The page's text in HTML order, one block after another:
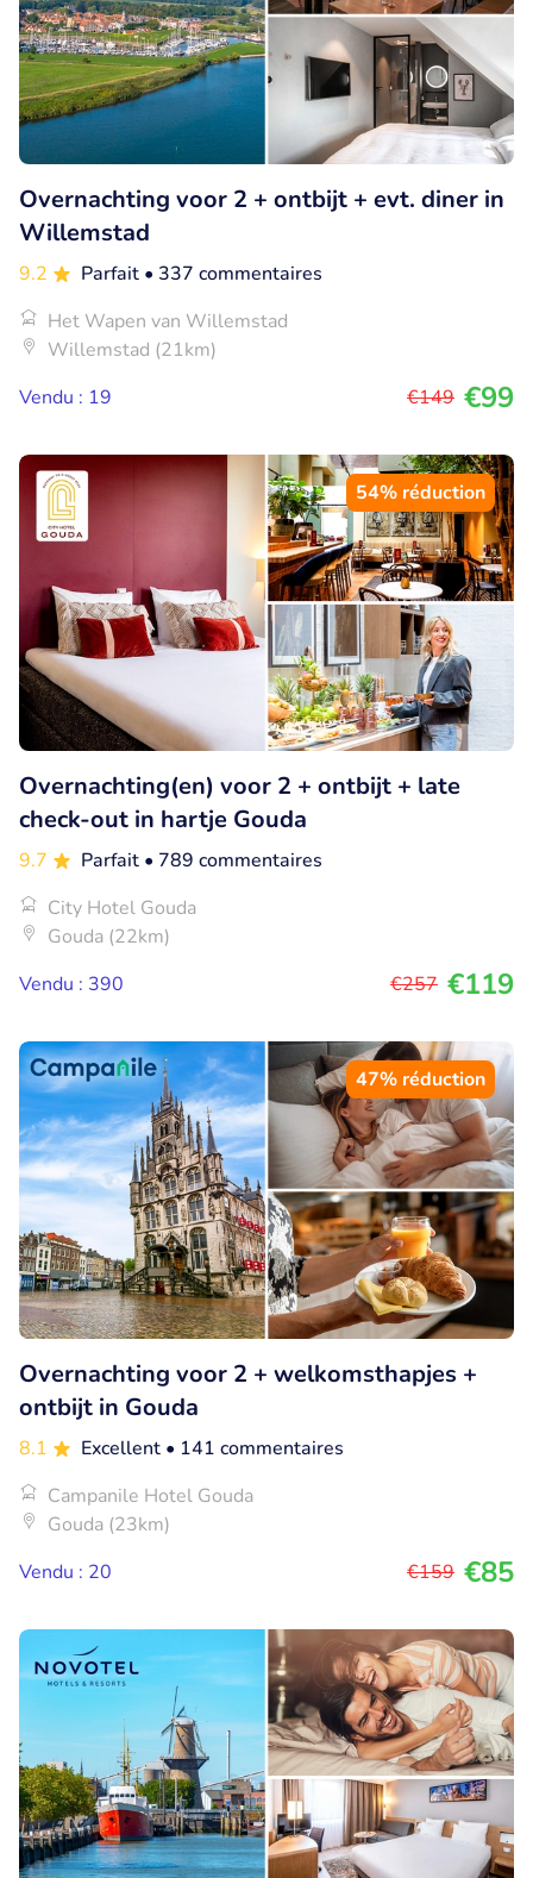
Overnachting voor 2 + ontbijt + evt. diner in
Willemstad
9.2 Parfait • 337 commentaires
Het Wapen van Willemstad
Willemstad (21km)
Vendu : 19
€149 €99
54% réduction
Overnachting(en) voor 2 + ontbijt + late
check-out in hartje Gouda
9.7 Parfait • 789 commentaires
City Hotel Gouda
Gouda (22km)
Vendu : 390
€257 €119
47% réduction
Overnachting voor 2 + welkomsthapjes +
ontbijt in Gouda
8.1 Excellent • 141 commentaires
Campanile Hotel Gouda
Gouda (23km)
Vendu : 20
€159 €85